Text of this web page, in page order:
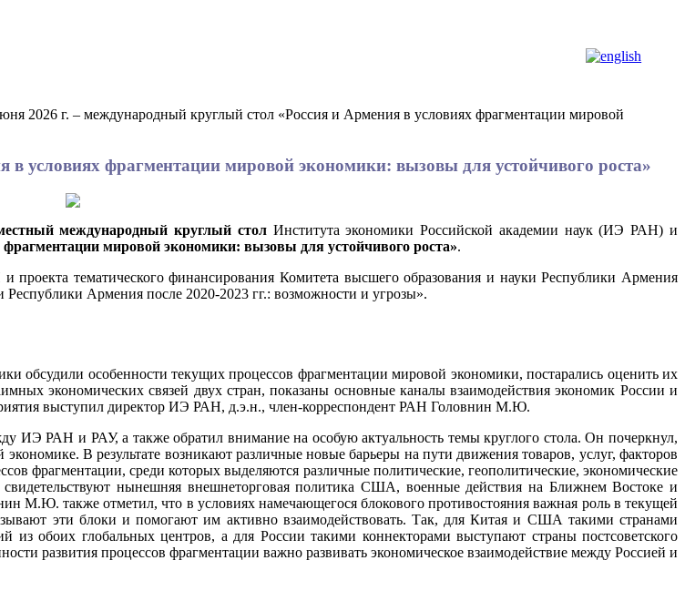
2026 г. – международный круглый стол «Россия и Армения в условиях фрагментации мировой
условиях фрагментации мировой экономики: вызовы для устойчивого роста»
международный круглый столИнститута экономики Российской академии наук (ИЭ РАН) и
мировой экономики: вызовы для устойчивого роста».
тематического финансирования Комитета высшего образования и науки Республики Армения
Армения после 2020-2023 гг.: возможности и угрозы».
обсудили особенности текущих процессов фрагментации мировой экономики, постарались оценить их
экономических связей двух стран, показаны основные каналы взаимодействия экономик России и
выступил директор ИЭ РАН, д.э.н., член-корреспондент РАН Головнин М.Ю.
ИЭ РАН и РАУ, а также обратил внимание на особую актуальность темы круглого стола. Он почеркнул,
В результате возникают различные новые барьеры на пути движения товаров, услуг, факторов
фрагментации, среди которых выделяются различные политические, геополитические, экономические
нынешняя внешнеторговая политика США, военные действия на Ближнем Востоке и
М.Ю. также отметил, что в условиях намечающегося блокового противостояния важная роль в текущей
эти блоки и помогают им активно взаимодействовать. Так, для Китая и США такими странами
обоих глобальных центров, а для России такими коннекторами выступают страны постсоветского
развития процессов фрагментации важно развивать экономическое взаимодействие между Россией и